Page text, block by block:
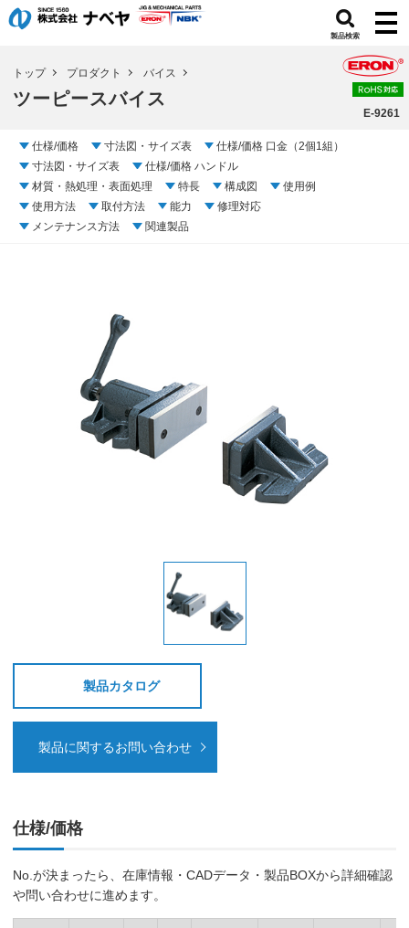
製品検索
トップ プロダクト バイス
ツーピースバイス
E-9261
仕様/価格 寸法図・サイズ表
仕様/価格 口金（2個1組）
寸法図・サイズ表
仕様/価格 ハンドル
材質・熱処理・表面処理
特長 構成図
使用例
使用方法
取付方法 能力
修理対応
メンテナンス方法
関連製品
製品カタログ
製品に関するお問い合わせ
仕様/価格
No.が決まったら、在庫情報・CADデータ・製品BOXから詳細確認
や問い合わせに進めます。